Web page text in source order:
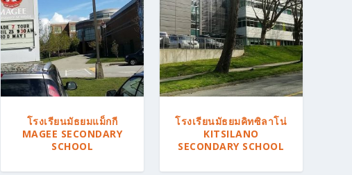
โรงเรียนมัธยมแม็กกี
MAGEE SECONDARY
SCHOOL
โรงเรียนมัธยมคิทซิลาโน่
KITSILANO
SECONDARY SCHOOL